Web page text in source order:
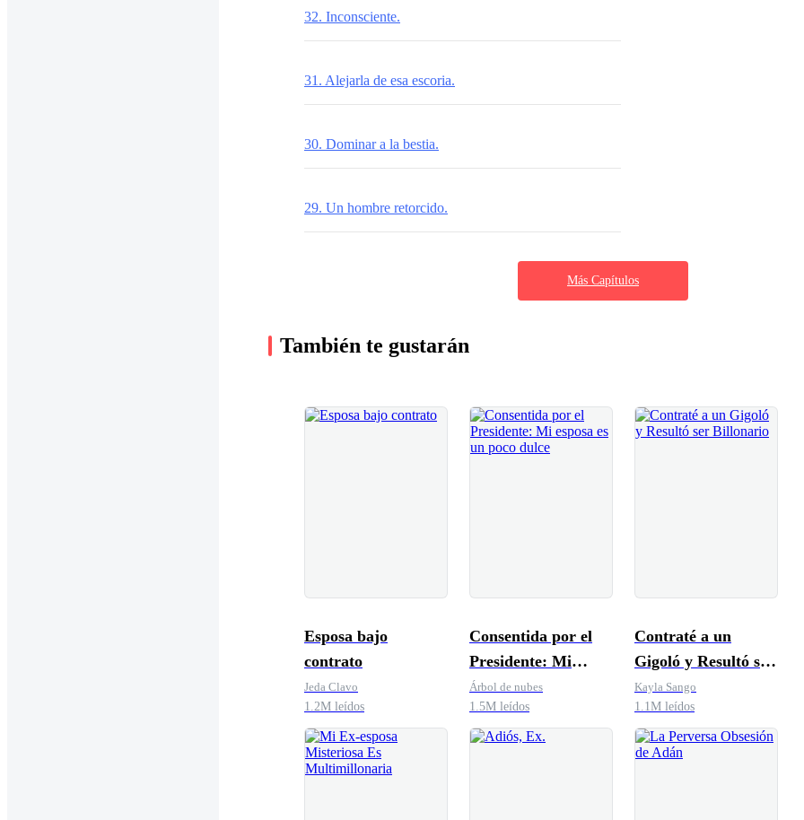
32. Inconsciente.
31. Alejarla de esa escoria.
30. Dominar a la bestia.
29. Un hombre retorcido.
Más Capítulos
También te gustarán
Esposa bajo
contrato
Jeda Clavo
1.2M leídos
Consentida por el
Presidente: Mi
esposa es un poco
dulce
Árbol de nubes
1.5M leídos
Contraté a un
Gigoló y Resultó ser
Billonario
Kayla Sango
1.1M leídos